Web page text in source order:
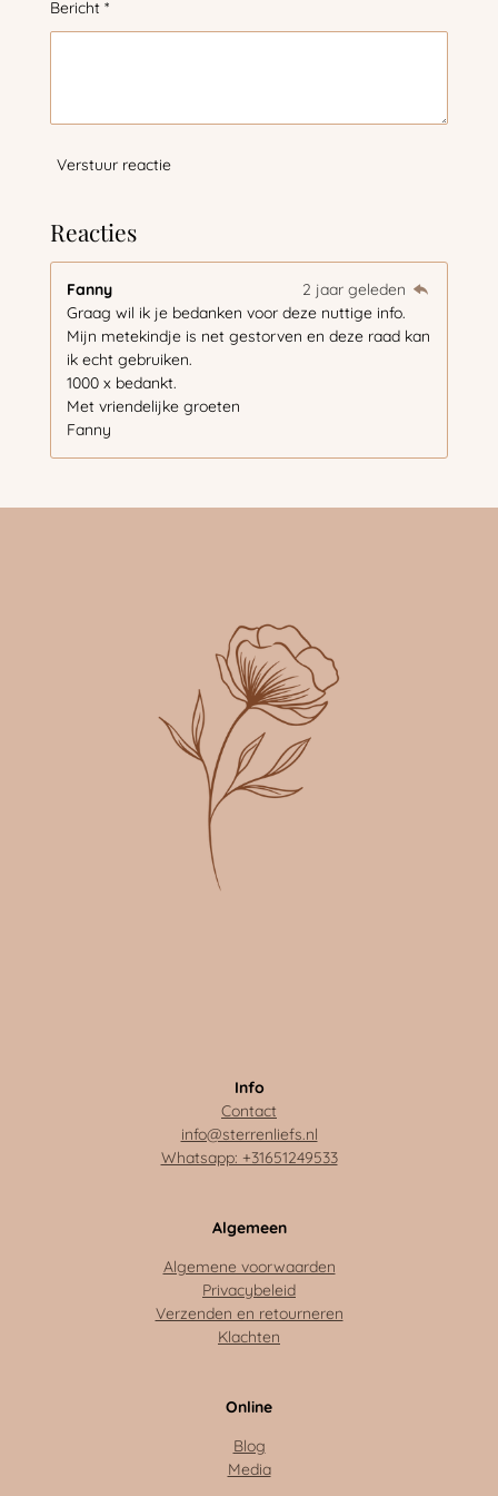
Bericht *
Verstuur reactie
Reacties
Fanny
2 jaar geleden
Graag wil ik je bedanken voor deze nuttige info.
Mijn metekindje is net gestorven en deze raad kan
ik echt gebruiken.
1000 x bedankt.
Met vriendelijke groeten
Fanny
Info
Contact
info@sterrenliefs.nl
Whatsapp: +31651249533
Algemeen
Algemene voorwaarden
Privacybeleid
Verzenden en retourneren
Klachten
Online
Blog
Media